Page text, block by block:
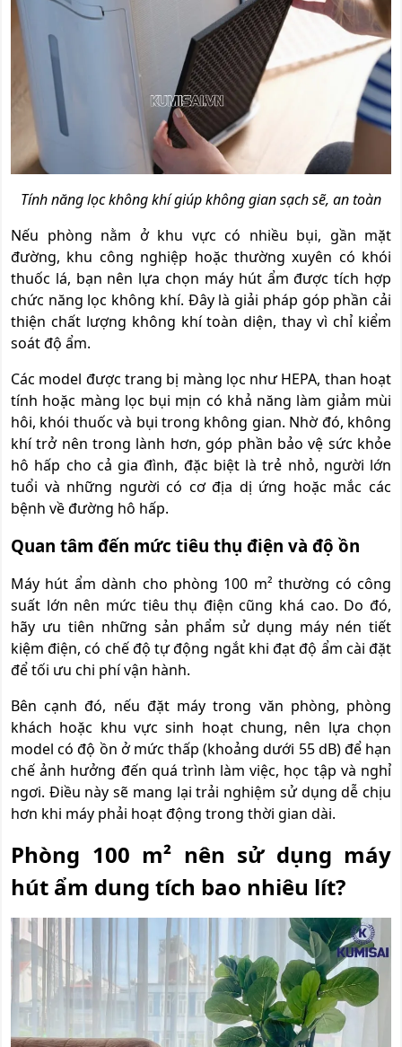
Tính năng lọc không khí giúp không gian sạch sẽ, an toàn
Nếu phòng nằm ở khu vực có nhiều bụi, gần mặt
đường, khu công nghiệp hoặc thường xuyên có khói
thuốc lá, bạn nên lựa chọn máy hút ẩm được tích hợp
chức năng lọc không khí. Đây là giải pháp góp phần cải
thiện chất lượng không khí toàn diện, thay vì chỉ kiểm
soát độ ẩm.
Các model được trang bị màng lọc như HEPA, than hoạt
tính hoặc màng lọc bụi mịn có khả năng làm giảm mùi
hôi, khói thuốc và bụi trong không gian. Nhờ đó, không
khí trở nên trong lành hơn, góp phần bảo vệ sức khỏe
hô hấp cho cả gia đình, đặc biệt là trẻ nhỏ, người lớn
tuổi và những người có cơ địa dị ứng hoặc mắc các
bệnh về đường hô hấp.
Quan tâm đến mức tiêu thụ điện và độ ồn
Máy hút ẩm dành cho phòng 100 m² thường có công
suất lớn nên mức tiêu thụ điện cũng khá cao. Do đó,
hãy ưu tiên những sản phẩm sử dụng máy nén tiết
kiệm điện, có chế độ tự động ngắt khi đạt độ ẩm cài đặt
để tối ưu chi phí vận hành.
Bên cạnh đó, nếu đặt máy trong văn phòng, phòng
khách hoặc khu vực sinh hoạt chung, nên lựa chọn
model có độ ồn ở mức thấp (khoảng dưới 55 dB) để hạn
chế ảnh hưởng đến quá trình làm việc, học tập và nghỉ
ngơi. Điều này sẽ mang lại trải nghiệm sử dụng dễ chịu
hơn khi máy phải hoạt động trong thời gian dài.
Phòng 100 m² nên sử dụng máy
hút ẩm dung tích bao nhiêu lít?